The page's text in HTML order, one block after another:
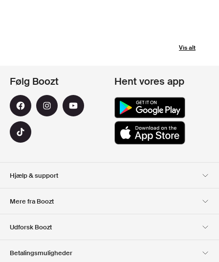
Vis alt
Hjælp & support
Mere fra Boozt
Club Boozt
Udforsk Boozt
Følg Boozt Hent vores app
Betalingsmuligheder